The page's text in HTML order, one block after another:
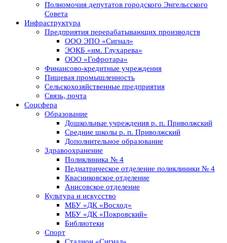
Полномочия депутатов городского Энгельсского
Совета
Инфраструктура
Предприятия перерабатывающих производств
ООО ЭПО «Сигнал»
ЭОКБ «им. Глухарева»
ООО «Гофротара»
Финансово-кредитные учреждения
Пищевая промышленность
Сельскохозяйственные предприятия
Связь, почта
Соцсфера
Образование
Дошкольные учреждения р. п. Приволжский
Средние школы р. п. Приволжский
Дополнительное образование
Здравоохранение
Поликлиника № 4
Педиатрическое отделение поликлиники № 4
Квасниковское отделение
Анисовское отделение
Культура и искусство
МБУ «ДК «Восход»
МБУ «ДК «Покровский»
Библиотеки
Спорт